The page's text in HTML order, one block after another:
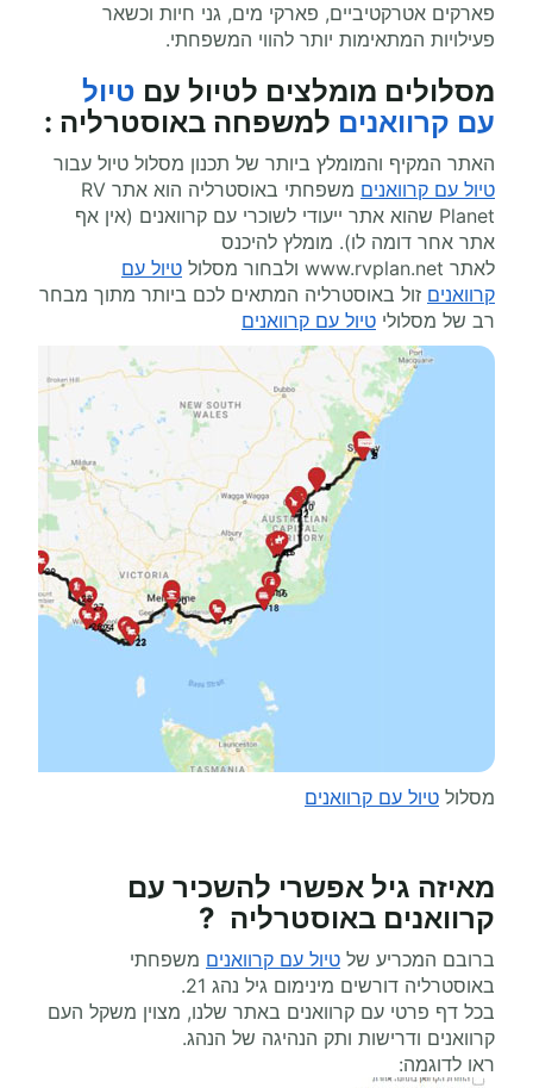
פארקים אטרקטיביים, פארקי מים, גני חיות וכשאר
פעילויות המתאימות יותר להווי המשפחתי.
מסלולים מומלצים לטיול עם טיול
עם קרוואנים למשפחה באוסטרליה :
האתר המקיף והמומלץ ביותר של תכנון מסלול טיול עבור
טיול עם קרוואנים משפחתי באוסטרליה הוא אתר RV
Planet שהוא אתר ייעודי לשוכרי עם קרוואנים (אין אף
אתר אחר דומה לו). מומלץ להיכנס
לאתר www.rvplan.net ולבחור מסלול טיול עם
קרוואנים זול באוסטרליה המתאים לכם ביותר מתוך מבחר
רב של מסלולי טיול עם קרוואנים
מסלול טיול עם קרוואנים
מאיזה גיל אפשרי להשכיר עם
קרוואנים באוסטרליה ?
ברובם המכריע של טיול עם קרוואנים משפחתי
באוסטרליה דורשים מינימום גיל נהג 21.
בכל דף פרטי עם קרוואנים באתר שלנו, מצוין משקל העם
קרוואנים ודרישות ותק הנהיגה של הנהג.
ראו לדוגמה: